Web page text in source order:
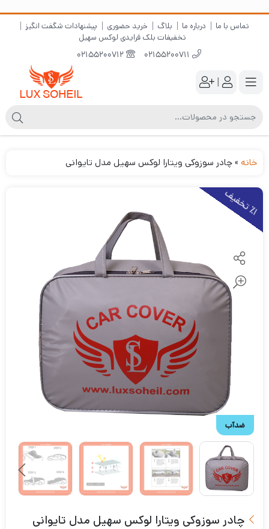
تماس با ما درباره ما بلاگ خرید حضوری
پیشنهادات شگفت انگیز
تخفیفات بلک فرایدی لوکس سهیل
|
خانه »چادر سوزوکی ویتارا لوکس سهیل مدل تایوانی
٪
1
ت
خ
ف
ی
ف
ضدآب
چادر سوزوکی ویتارا لوکس سهیل مدل تایوانی